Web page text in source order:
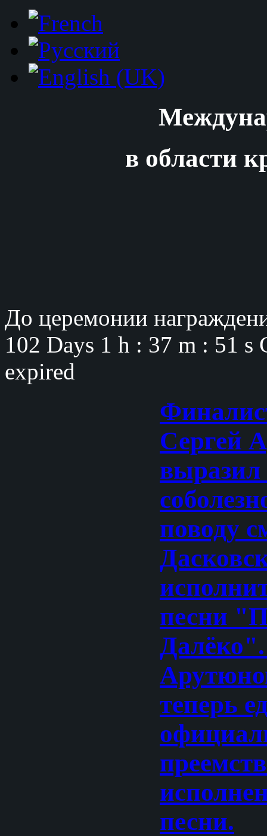
в области
До церемонии
102 Days 1 h : 37 m : 50 s
expired
Сергей
выразил
поводу
песни
теперь
песни.